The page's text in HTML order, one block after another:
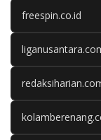
freespin.co.id